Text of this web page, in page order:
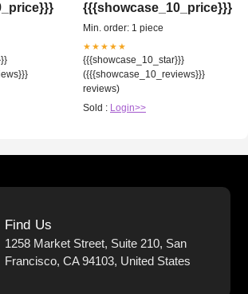
{{{showcase_10_price}}}
Min. order: 1 piece
★★★★★
{{{showcase_10_star}}}
({{{showcase_10_reviews}}}
reviews)
Sold : Login>>
Find Us
1258 Market Street, Suite 210, San
Francisco, CA 94103, United States